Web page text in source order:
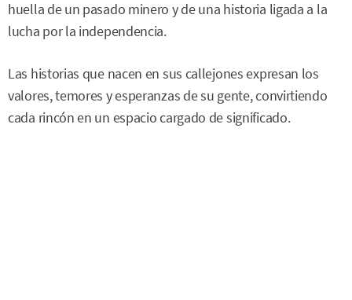
huella de un pasado minero y de una historia ligada a la
lucha por la independencia.
Las historias que nacen en sus callejones expresan los
valores, temores y esperanzas de su gente, convirtiendo
cada rincón en un espacio cargado de significado.